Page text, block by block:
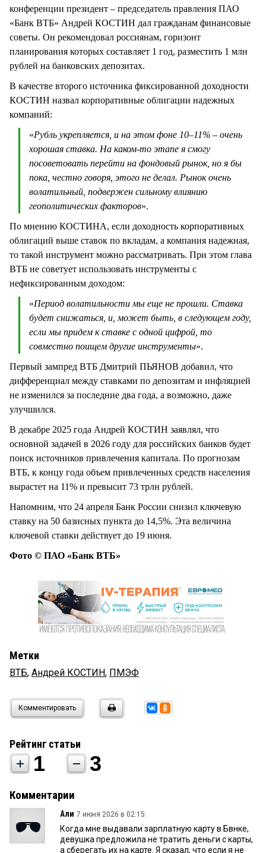
конференции президент – председатель правления ПАО
«Банк ВТБ» Андрей КОСТИН дал гражданам финансовые
советы. Он рекомендовал россиянам, горизонт
планирования которых составляет 1 год, разместить 1 млн
рублей на банковских депозитах.
В качестве второго источника фиксированной доходности
КОСТИН назвал корпоративные облигации надежных
компаний:
«Рубль укрепляется, и на этом фоне 10–11% – очень
хорошая ставка. На каком-то этапе я смогу
посоветовать перейти на фондовый рынок, но я бы
пока, честно говоря, этого не делал. Рынок очень
волатильный, подвержен сильному влиянию
геополитических факторов».
По мнению КОСТИНА, если доходность корпоративных
облигаций выше ставок по вкладам, а компания надежная,
то такой инструмент можно рассматривать. При этом глава
ВТБ не советует использовать инструменты с
нефиксированным доходом:
«Период волатильности мы еще не прошли. Ставка
будет снижаться, и, может быть, в следующем году,
если мы придем к ставке с одной цифрой, то
совместно поищем другие инструменты».
Первый зампред ВТБ Дмитрий ПЬЯНОВ добавил, что
дифференциал между ставками по депозитам и инфляцией
не изменился за последние два года, а возможно, даже
улучшился.
В декабре 2025 года Андрей КОСТИН заявлял, что
основной задачей в 2026 году для российских банков будет
поиск источников привлечения капитала. По прогнозам
ВТБ, к концу года объем привлеченных средств населения
вырастет на 11% и превысит 73 трлн рублей.
Напомним, что 24 апреля Банк России снизил ключевую
ставку на 50 базисных пункта до 14,5%. Эта величина
ключевой ставки действует до 19 июня.
Фото © ПАО «Банк ВТБ»
Метки
ВТБ, Андрей КОСТИН, ПМЭФ
Комментировать
Рейтинг статьи
1 3
Комментарии
Али 7 июня 2026 в 02:15:
Когда мне выдавали зарплатную карту в Бвнке,
девушка предложила не тратить деньги с карты,
а сберегать их на карте. Я сказал, что если я не